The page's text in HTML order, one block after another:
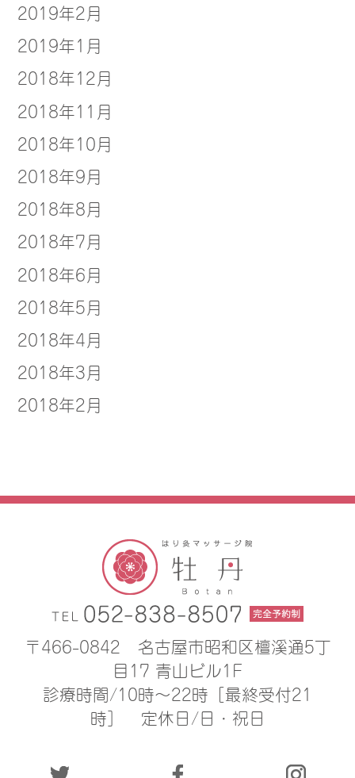
2019年2月
2019年1月
2018年12月
2018年11月
2018年10月
2018年9月
2018年8月
2018年7月
2018年6月
2018年5月
2018年4月
2018年3月
2018年2月
〒466-0842
名古屋市昭和区檀溪通5丁
目17 青山ビル1F
診療時間/10時〜22時［最終受付21
時］
定休日/日・祝日